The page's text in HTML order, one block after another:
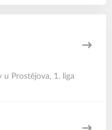
u Prostějova, 1. liga